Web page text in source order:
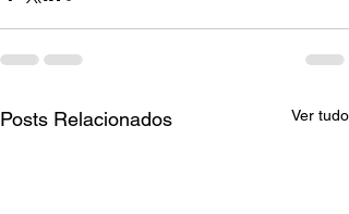
Posts Relacionados Ver tudo